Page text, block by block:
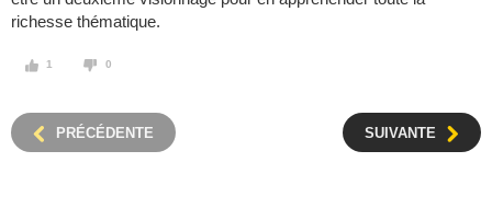
richesse thématique.
1 0
PRÉCÉDENTE SUIVANTE